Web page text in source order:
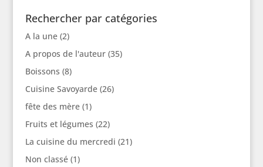
Rechercher par catégories
A la une(2)
A propos de l'auteur(35)
Boissons (8)
Cuisine Savoyarde(26)
fête des mère(1)
Fruits et légumes (22)
La cuisine du mercredi (21)
Non classé(1)